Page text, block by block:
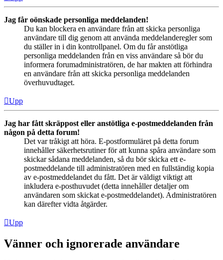
Jag får oönskade personliga meddelanden!
Du kan blockera en användare från att skicka personliga
användare till dig genom att använda meddelanderegler som
du ställer in i din kontrollpanel. Om du får anstötliga
personliga meddelanden från en viss användare så bör du
informera forumadministratören, de har makten att förhindra
en användare från att skicka personliga meddelanden
överhuvudtaget.
Upp
Jag har fått skräppost eller anstötliga e-postmeddelanden från
någon på detta forum!
Det var tråkigt att höra. E-postformuläret på detta forum
innehåller säkerhetsrutiner för att kunna spåra användare som
skickar sådana meddelanden, så du bör skicka ett e-
postmeddelande till administratören med en fullständig kopia
av e-postmeddelandet du fått. Det är väldigt viktigt att
inkludera e-posthuvudet (detta innehåller detaljer om
användaren som skickat e-postmeddelandet). Administratören
kan därefter vidta åtgärder.
Upp
Vänner och ignorerade användare